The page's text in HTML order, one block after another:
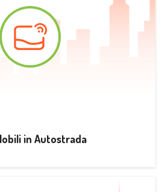
in Autostrada